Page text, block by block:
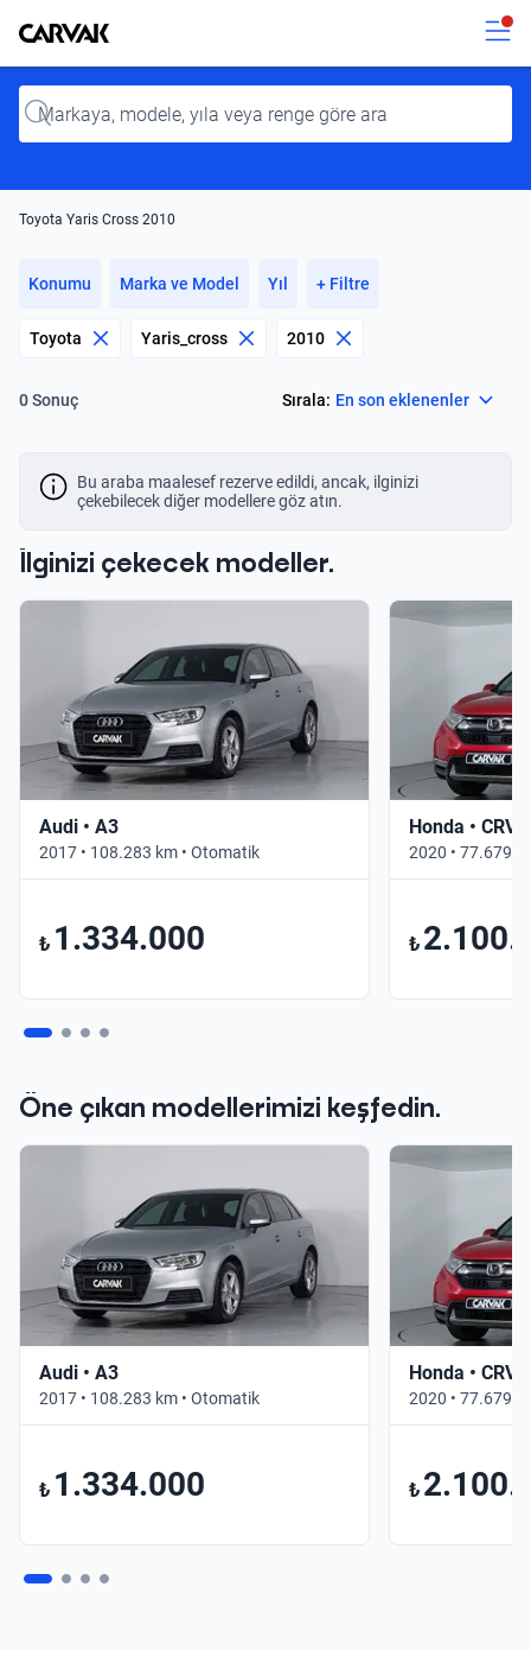
Kavak
Input
Toyota Yaris Cross 2010
Konumu Marka ve Model Yıl + Filtre
Toyota Yaris_cross 2010
0 Sonuç Sırala: En son eklenenler
Bu araba maalesef rezerve edildi, ancak, ilginizi
çekebilecek diğer modellere göz atın.
İlginizi çekecek modeller.
Audi • A3
2017 • 108.283 km • Otomatik
₺ 1.334.000
Honda • CRV
2020 • 77.679
₺
Öne çıkan modellerimizi keşfedin.
Audi • A3
2017 • 108.283 km • Otomatik
₺ 1.334.000
Honda • CRV
2020 • 77.679
₺